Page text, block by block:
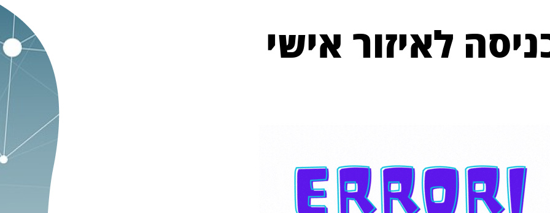
לאיזור אישי